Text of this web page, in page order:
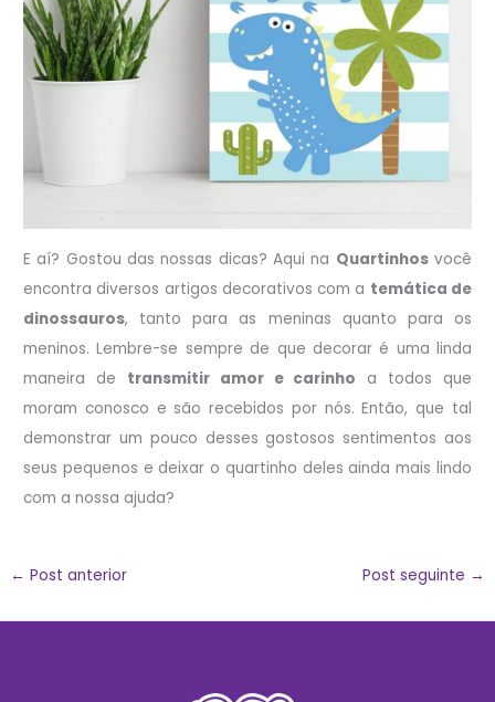
E aí? Gostou das nossas dicas? Aqui na Quartinhosvocê
encontra diversos artigos decorativos com a temática de
dinossauros, tanto para as meninas quanto para os
meninos. Lembre-se sempre de que decorar é uma linda
maneira de transmitir amor e carinho a todos que
moram conosco e são recebidos por nós. Então, que tal
demonstrar um pouco desses gostosos sentimentos aos
seus pequenos e deixar o quartinho deles ainda mais lindo
com a nossa ajuda?
← Post anterior Post seguinte →